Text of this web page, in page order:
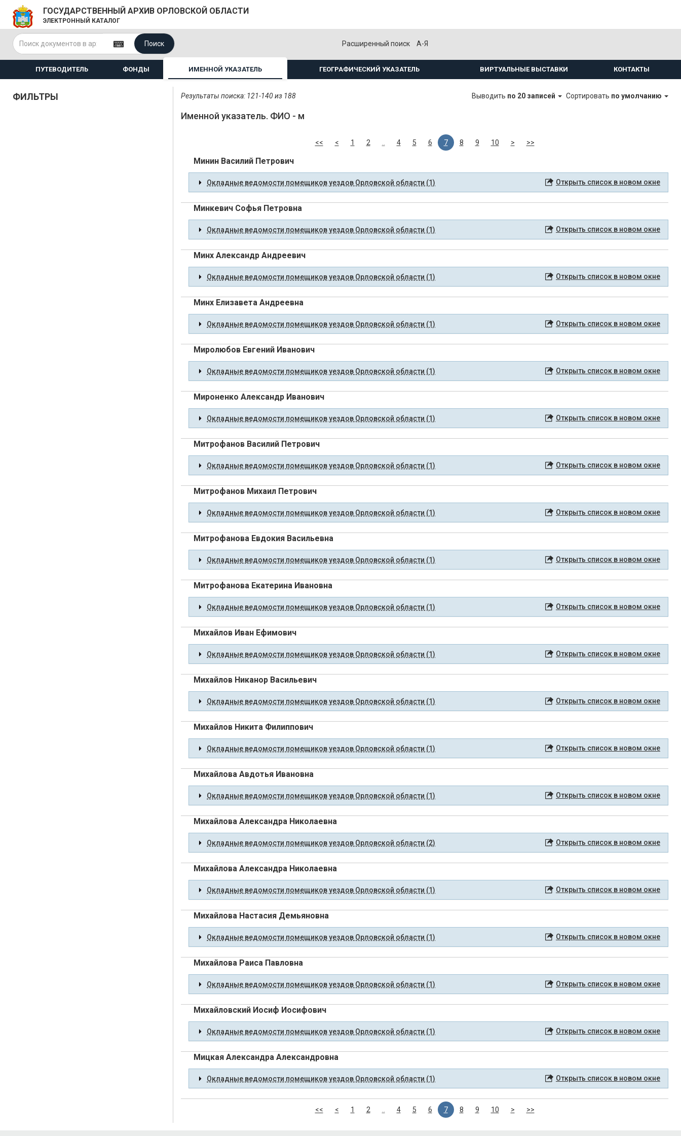
ГОСУДАРСТВЕННЫЙ АРХИВ ОРЛОВСКОЙ ОБЛАСТИ
ЭЛЕКТРОННЫЙ КАТАЛОГ
Поиск Расширенный поиск А-Я
ПУТЕВОДИТЕЛЬ ФОНДЫ ИМЕННОЙ УКАЗАТЕЛЬ ГЕОГРАФИЧЕСКИЙ УКАЗАТЕЛЬ ВИРТУАЛЬНЫЕ ВЫСТАВКИ КОНТАКТЫ
ФИЛЬТРЫ Результаты поиска: 121-140 из 188 Выводить по 20 записей Сортировать по умолчанию
Именной указатель. ФИО - м
<< < 1 2 4 5 6 7 8 9 10 > >>
Минин Василий Петрович
Окладные ведомости помещиков уездов Орловской области (1) Открыть список в новом окне
Минкевич Софья Петровна
Окладные ведомости помещиков уездов Орловской области (1) Открыть список в новом окне
Минх Александр Андреевич
Окладные ведомости помещиков уездов Орловской области (1) Открыть список в новом окне
Минх Елизавета Андреевна
Окладные ведомости помещиков уездов Орловской области (1) Открыть список в новом окне
Миролюбов Евгений Иванович
Окладные ведомости помещиков уездов Орловской области (1) Открыть список в новом окне
Мироненко Александр Иванович
Окладные ведомости помещиков уездов Орловской области (1) Открыть список в новом окне
Митрофанов Василий Петрович
Окладные ведомости помещиков уездов Орловской области (1) Открыть список в новом окне
Митрофанов Михаил Петрович
Окладные ведомости помещиков уездов Орловской области (1) Открыть список в новом окне
Митрофанова Евдокия Васильевна
Окладные ведомости помещиков уездов Орловской области (1) Открыть список в новом окне
Митрофанова Екатерина Ивановна
Окладные ведомости помещиков уездов Орловской области (1) Открыть список в новом окне
Михайлов Иван Ефимович
Окладные ведомости помещиков уездов Орловской области (1) Открыть список в новом окне
Михайлов Никанор Васильевич
Окладные ведомости помещиков уездов Орловской области (1) Открыть список в новом окне
Михайлов Никита Филиппович
Окладные ведомости помещиков уездов Орловской области (1) Открыть список в новом окне
Михайлова Авдотья Ивановна
Окладные ведомости помещиков уездов Орловской области (1) Открыть список в новом окне
Михайлова Александра Николаевна
Окладные ведомости помещиков уездов Орловской области (2) Открыть список в новом окне
Михайлова Александра Николаевна
Окладные ведомости помещиков уездов Орловской области (1) Открыть список в новом окне
Михайлова Настасия Демьяновна
Окладные ведомости помещиков уездов Орловской области (1) Открыть список в новом окне
Михайлова Раиса Павловна
Окладные ведомости помещиков уездов Орловской области (1) Открыть список в новом окне
Михайловский Иосиф Иосифович
Окладные ведомости помещиков уездов Орловской области (1) Открыть список в новом окне
Мицкая Александра Александровна
Окладные ведомости помещиков уездов Орловской области (1) Открыть список в новом окне
<< < 1 2 4 5 6 7 8 9 10 > >>